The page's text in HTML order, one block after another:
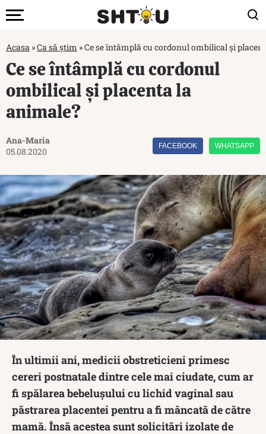
Acasa »Ca să știm »Ce se întâmplă cu cordonul ombilical și
Ce se întâmplă cu cordonul
ombilical și placenta la
animale?
Ana-Maria
05.08.2020
FACEBOOK WHATSAPP
În ultimii ani, medicii obstreticieni primesc
cereri postnatale dintre cele mai ciudate, cum ar
fi spălarea bebelușului cu lichid vaginal sau
păstrarea placentei pentru a fi mâncată de către
mamă. Însă acestea sunt solicitări izolate de